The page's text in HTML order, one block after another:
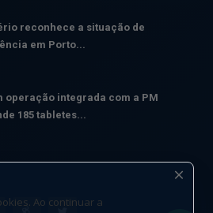
reconhece a situação de
em Porto...
operação integrada com a PM
185 tabletes...
Ao continuar a